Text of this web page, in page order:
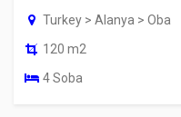
Turkey > Alanya > Oba
120 m2
4 Soba